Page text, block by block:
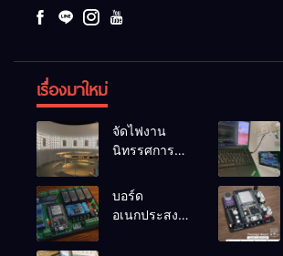
เรื่องมาใหม่
จัดไฟงาน
นิทรรศการผึ่ง
บอร์ด
อเนกประสงค์